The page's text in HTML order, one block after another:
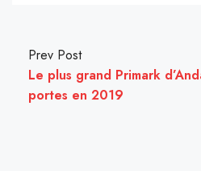
Prev Post
Le plus grand Primark
portes en 2019